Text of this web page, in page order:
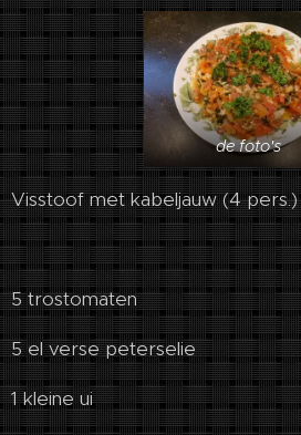
de foto's
Visstoof met kabeljauw (4 pers.)
5 trostomaten
5 el verse peterselie
1 kleine ui